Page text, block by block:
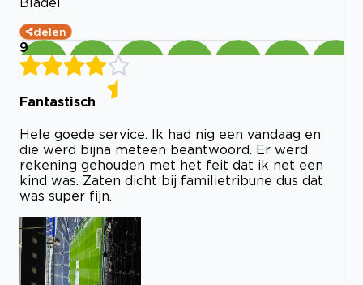
delen
9
Fantastisch
Hele goede service. Ik had nig een vandaag en
die werd bijna meteen beantwoord. Er werd
rekening gehouden met het feit dat ik net een
kind was. Zaten dicht bij familietribune dus dat
was super fijn.